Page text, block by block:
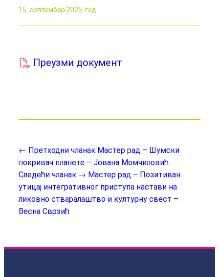
15. септембар 2025. год.
Преузми документ
← Претходни чланак Мастер рад – Шумски
покривач планете – Јована Момчиловић
Следећи чланак → Мастер рад – Позитиван
утицај интегративног приступа настави на
ликовно стваралаштво и културну свест –
Весна Сврзић